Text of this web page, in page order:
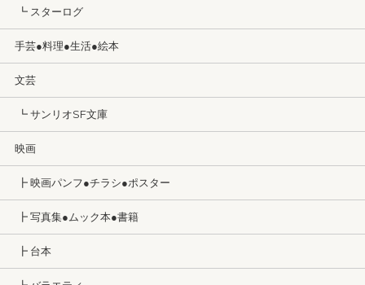
┗ スターログ
手芸●料理●生活●絵本
文芸
┗ サンリオSF文庫
映画
┣ 映画パンフ●チラシ●ポスター
┣ 写真集●ムック本●書籍
┣ 台本